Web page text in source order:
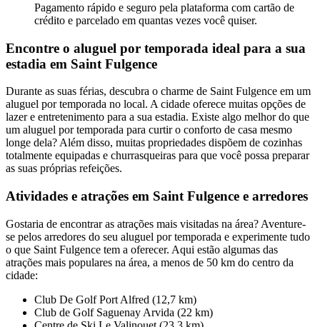
Pagamento rápido e seguro pela plataforma com cartão de
crédito e parcelado em quantas vezes você quiser.
Encontre o aluguel por temporada ideal para a sua
estadia em Saint Fulgence
Durante as suas férias, descubra o charme de Saint Fulgence em um
aluguel por temporada no local. A cidade oferece muitas opções de
lazer e entretenimento para a sua estadia. Existe algo melhor do que
um aluguel por temporada para curtir o conforto de casa mesmo
longe dela? Além disso, muitas propriedades dispõem de cozinhas
totalmente equipadas e churrasqueiras para que você possa preparar
as suas próprias refeições.
Atividades e atrações em Saint Fulgence e arredores
Gostaria de encontrar as atrações mais visitadas na área? Aventure-
se pelos arredores do seu aluguel por temporada e experimente tudo
o que Saint Fulgence tem a oferecer. Aqui estão algumas das
atrações mais populares na área, a menos de 50 km do centro da
cidade:
Club De Golf Port Alfred (12,7 km)
Club de Golf Saguenay Arvida (22 km)